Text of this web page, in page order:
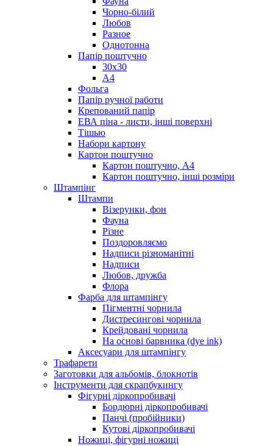
Чорно-білий
Любов
Разное
Однотонна
Папір поштучно
30х30
А4
Фольга
Папір ручної работи
Крепований папір
ЕВА піна - листи, інші поверхні
Тішью
Набори картону
Картон поштучно
Картон поштучно, А4
Картон поштучно, інші розміри
Штампінг
Штампи
Візерунки, фон
Фауна
Різне
Поздоровляємо
Надписи різноманітні
Надписи
Любов, дружба
Флора
Фарба для штампінгу
Пігментні чорнила
Дистресингові чорнила
Крейдовані чорнила
На основі барвника (dye ink)
Аксесуари для штампінгу
Трафарети
Заготовки для альбомів, блокнотів
Інструменти для скрапбукингу
Фігурні діркопробивачі
Бордюрні діркопробивачі
Панчі (пробійники)
Кутові діркопробивачі
Ножиці, фігурні ножиці